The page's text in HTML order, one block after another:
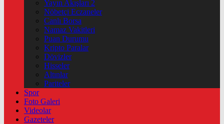
Yayın Akışları 2
Nöbetçi Eczaneler
Canlı Borsa
Namaz Vakitleri
Puan Durumu
Kripto Paralar
Dövizler
Hisseler
Altınlar
Pariteler
Spor
Foto Galeri
Videolar
Gazeteler